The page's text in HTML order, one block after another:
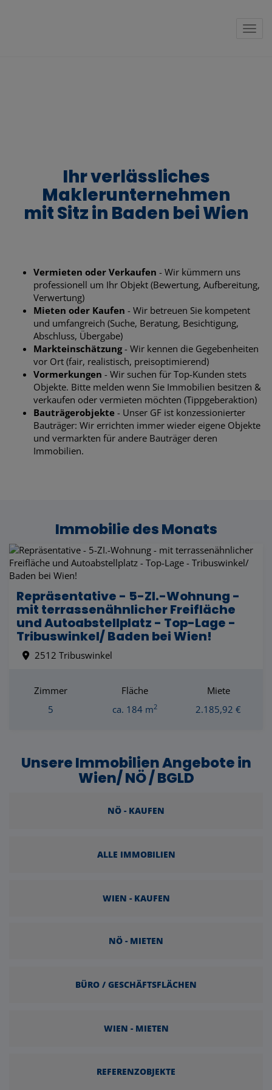
Ihr verlässliches
Maklerunternehmen
mit Sitz in Baden bei Wien
Vermieten oder Verkaufen - Wir kümmern uns
professionell um Ihr Objekt (Bewertung, Aufbereitung,
Verwertung)
Mieten oder Kaufen - Wir betreuen Sie kompetent
und umfangreich (Suche, Beratung, Besichtigung,
Abschluss, Übergabe)
Markteinschätzung- Wir kennen die Gegebenheiten
vor Ort (fair, realistisch, preisoptimierend)
Vormerkungen - Wir suchen für Top-Kunden stets
Objekte. Bitte melden wenn Sie Immobilien besitzen &
verkaufen oder vermieten möchten (Tippgeberaktion)
Bauträgerobjekte - Unser GF ist konzessionierter
Bauträger: Wir errichten immer wieder eigene Objekte
und vermarkten für andere Bauträger deren
Immobilien.
Immobilie des Monats
Repräsentative - 5-ZI.-Wohnung -
mit terrassenähnlicher Freifläche
und Autoabstellplatz - Top-Lage -
Tribuswinkel/ Baden bei Wien!
2512 Tribuswinkel
Zimmer
5
Fläche
ca. 184 m2
Miete
2.185,92 €
Unsere Immobilien Angebote in
Wien/ NÖ / BGLD
NÖ - KAUFEN
ALLE IMMOBILIEN
WIEN - KAUFEN
NÖ - MIETEN
BÜRO / GESCHÄFTSFLÄCHEN
WIEN - MIETEN
REFERENZOBJEKTE